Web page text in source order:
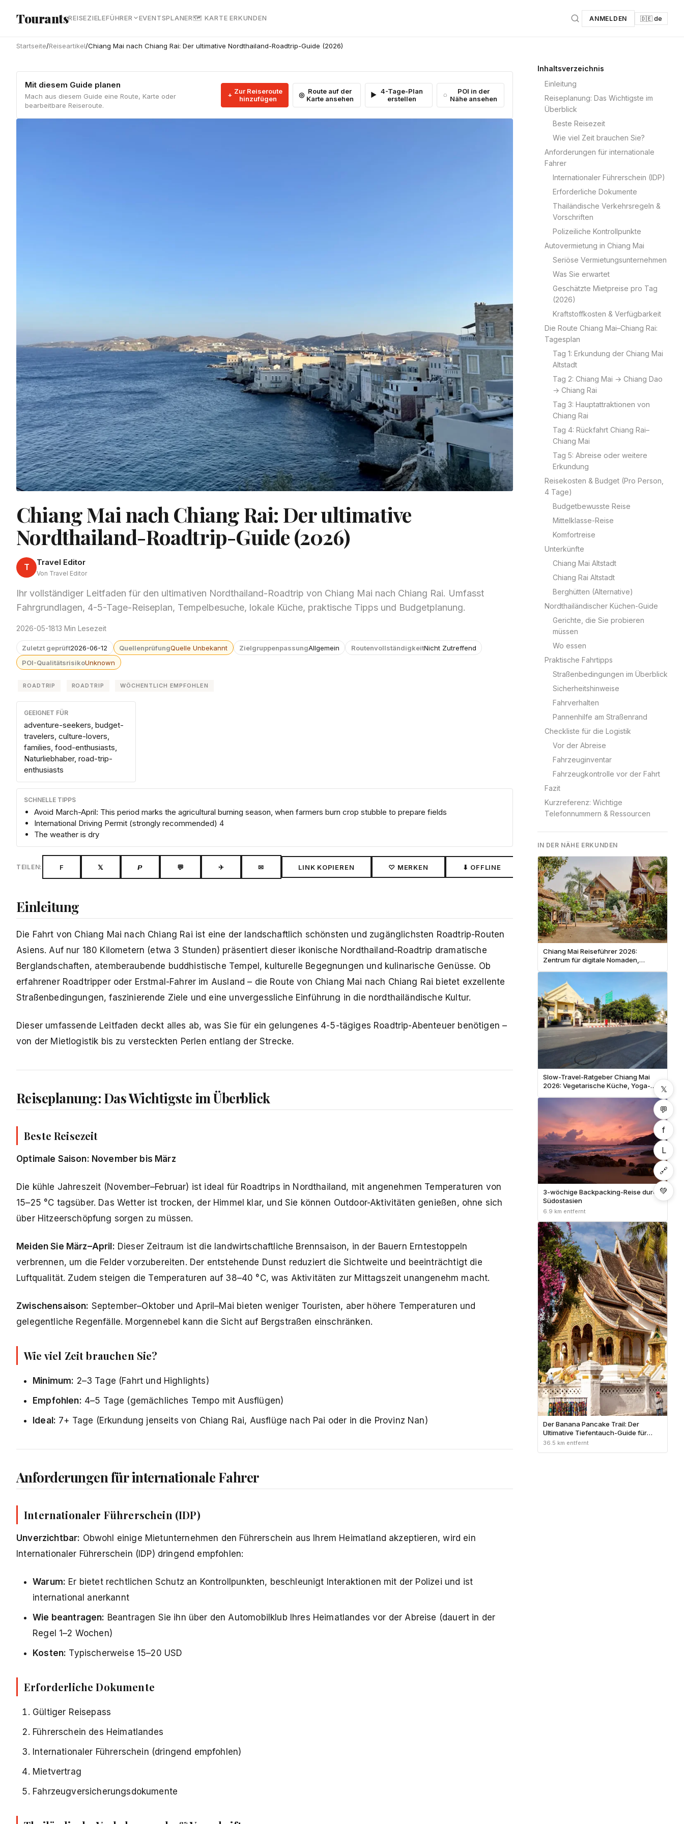
TourantsREISEZIELEFÜHRER EVENTSPLANER🗺 KARTE ERKUNDEN ANMELDEN 🇩🇪 de
Startseite/Reiseartikel/Chiang Mai nach Chiang Rai: Der ultimative Nordthailand-Roadtrip-Guide (2026)
Mit diesem Guide planen
Mach aus diesem Guide eine Route, Karte oder
bearbeitbare Reiseroute.
Zur Reiseroute
hinzufügen
Route auf der
Karte ansehen
4-Tage-Plan
erstellen
POI in der
Nähe ansehen
Chiang Mai nach Chiang Rai: Der ultimative
Nordthailand-Roadtrip-Guide (2026)
T Travel Editor
Von Travel Editor
Ihr vollständiger Leitfaden für den ultimativen Nordthailand-Roadtrip von Chiang Mai nach Chiang Rai. Umfasst
Fahrgrundlagen, 4-5-Tage-Reiseplan, Tempelbesuche, lokale Küche, praktische Tipps und Budgetplanung.
2026-05-1813 Min Lesezeit
Zuletzt geprüft2026-06-12 QuellenprüfungQuelle Unbekannt ZielgruppenpassungAllgemein RoutenvollständigkeitNicht Zutreffend
POI-QualitätsrisikoUnknown
ROADTRIP ROADTRIP WÖCHENTLICH EMPFOHLEN
GEEIGNET FÜR
adventure-seekers, budget-
travelers, culture-lovers,
families, food-enthusiasts,
Naturliebhaber, road-trip-
enthusiasts
SCHNELLE TIPPS
Avoid March-April: This period marks the agricultural burning season, when farmers burn crop stubble to prepare fields
International Driving Permit (strongly recommended) 4
The weather is dry
TEILEN: F 𝕏 𝙋 💬 ✈ ✉ LINK KOPIEREN ♡ MERKEN ⬇ OFFLINE
Einleitung
Die Fahrt von Chiang Mai nach Chiang Rai ist eine der landschaftlich schönsten und zugänglichsten Roadtrip-Routen
Asiens. Auf nur 180 Kilometern (etwa 3 Stunden) präsentiert dieser ikonische Nordthailand-Roadtrip dramatische
Berglandschaften, atemberaubende buddhistische Tempel, kulturelle Begegnungen und kulinarische Genüsse. Ob
erfahrener Roadtripper oder Erstmal-Fahrer im Ausland – die Route von Chiang Mai nach Chiang Rai bietet exzellente
Straßenbedingungen, faszinierende Ziele und eine unvergessliche Einführung in die nordthailändische Kultur.
Dieser umfassende Leitfaden deckt alles ab, was Sie für ein gelungenes 4-5-tägiges Roadtrip-Abenteuer benötigen –
von der Mietlogistik bis zu versteckten Perlen entlang der Strecke.
Reiseplanung: Das Wichtigste im Überblick
Beste Reisezeit
Optimale Saison: November bis März
Die kühle Jahreszeit (November–Februar) ist ideal für Roadtrips in Nordthailand, mit angenehmen Temperaturen von
15–25 °C tagsüber. Das Wetter ist trocken, der Himmel klar, und Sie können Outdoor-Aktivitäten genießen, ohne sich
über Hitzeerschöpfung sorgen zu müssen.
Meiden Sie März–April: Dieser Zeitraum ist die landwirtschaftliche Brennsaison, in der Bauern Erntestoppeln
verbrennen, um die Felder vorzubereiten. Der entstehende Dunst reduziert die Sichtweite und beeinträchtigt die
Luftqualität. Zudem steigen die Temperaturen auf 38–40 °C, was Aktivitäten zur Mittagszeit unangenehm macht.
Zwischensaison: September–Oktober und April–Mai bieten weniger Touristen, aber höhere Temperaturen und
gelegentliche Regenfälle. Morgennebel kann die Sicht auf Bergstraßen einschränken.
Wie viel Zeit brauchen Sie?
Minimum: 2–3 Tage (Fahrt und Highlights)
Empfohlen: 4–5 Tage (gemächliches Tempo mit Ausflügen)
Ideal: 7+ Tage (Erkundung jenseits von Chiang Rai, Ausflüge nach Pai oder in die Provinz Nan)
Anforderungen für internationale Fahrer
Internationaler Führerschein (IDP)
Unverzichtbar: Obwohl einige Mietunternehmen den Führerschein aus Ihrem Heimatland akzeptieren, wird ein
Internationaler Führerschein (IDP) dringend empfohlen:
Warum: Er bietet rechtlichen Schutz an Kontrollpunkten, beschleunigt Interaktionen mit der Polizei und ist
international anerkannt
Wie beantragen: Beantragen Sie ihn über den Automobilklub Ihres Heimatlandes vor der Abreise (dauert in der
Regel 1–2 Wochen)
Kosten: Typischerweise 15–20 USD
Erforderliche Dokumente
Gültiger Reisepass
Führerschein des Heimatlandes
Internationaler Führerschein (dringend empfohlen)
Mietvertrag
Fahrzeugversicherungsdokumente
Inhaltsverzeichnis
Einleitung
Reiseplanung: Das Wichtigste im
Überblick
Beste Reisezeit
Wie viel Zeit brauchen Sie?
Anforderungen für internationale
Fahrer
Internationaler Führerschein (IDP)
Erforderliche Dokumente
Thailändische Verkehrsregeln &
Vorschriften
Polizeiliche Kontrollpunkte
Autovermietung in Chiang Mai
Seriöse Vermietungsunternehmen
Was Sie erwartet
Geschätzte Mietpreise pro Tag
(2026)
Kraftstoffkosten & Verfügbarkeit
Die Route Chiang Mai–Chiang Rai:
Tagesplan
Tag 1: Erkundung der Chiang Mai
Altstadt
Tag 2: Chiang Mai → Chiang Dao
→ Chiang Rai
Tag 3: Hauptattraktionen von
Chiang Rai
Tag 4: Rückfahrt Chiang Rai–
Chiang Mai
Tag 5: Abreise oder weitere
Erkundung
Reisekosten & Budget (Pro Person,
4 Tage)
Budgetbewusste Reise
Mittelklasse-Reise
Komfortreise
Unterkünfte
Chiang Mai Altstadt
Chiang Rai Altstadt
Berghütten (Alternative)
Nordthailändischer Küchen-Guide
Gerichte, die Sie probieren
müssen
Wo essen
Praktische Fahrtipps
Straßenbedingungen im Überblick
Sicherheitshinweise
Fahrverhalten
Pannenhilfe am Straßenrand
Checkliste für die Logistik
Vor der Abreise
Fahrzeuginventar
Fahrzeugkontrolle vor der Fahrt
Fazit
Kurzreferenz: Wichtige
Telefonnummern & Ressourcen
IN DER NÄHE ERKUNDEN
Chiang Mai Reiseführer 2026:
Zentrum für digitale Nomaden,
Slow-Travel-Ratgeber Chiang Mai
2026: Vegetarische Küche, Yoga-
3-wöchige Backpacking-Reise durch
Südostasien
6.9 km entfernt
Der Banana Pancake Trail: Der
Ultimative Tiefentauch-Guide für
Backpacker in Südostasien
36.5 km entfernt
𝕏
💬
f
L
🔗
💚